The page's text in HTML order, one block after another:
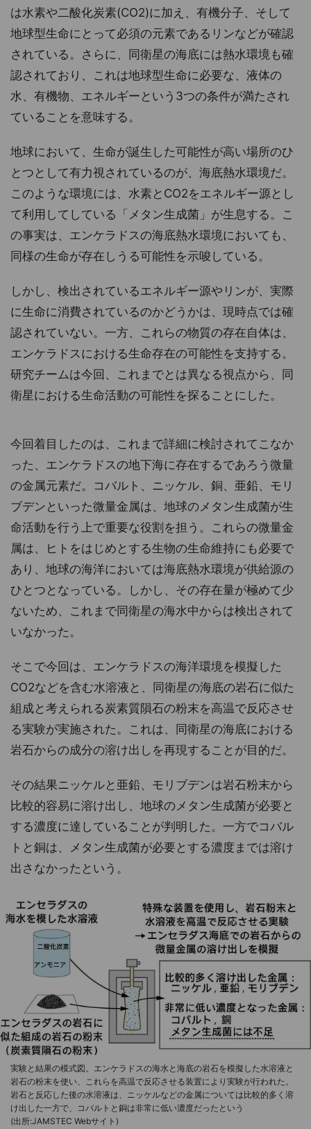
は水素や二酸化炭素(CO2)に加え、有機分子、そして
地球型生命にとって必須の元素であるリンなどが確認
されている。さらに、同衛星の海底には熱水環境も確
認されており、これは地球型生命に必要な、液体の
水、有機物、エネルギーという3つの条件が満たされ
ていることを意味する。
地球において、生命が誕生した可能性が高い場所のひ
とつとして有力視されているのが、海底熱水環境だ。
このような環境には、水素とCO2をエネルギー源とし
て利用してしている「メタン生成菌」が生息する。こ
の事実は、エンケラドスの海底熱水環境においても、
同様の生命が存在しうる可能性を示唆している。
しかし、検出されているエネルギー源やリンが、実際
に生命に消費されているのかどうかは、現時点では確
認されていない。一方、これらの物質の存在自体は、
エンケラドスにおける生命存在の可能性を支持する。
研究チームは今回、これまでとは異なる視点から、同
衛星における生命活動の可能性を探ることにした。
今回着目したのは、これまで詳細に検討されてこなか
った、エンケラドスの地下海に存在するであろう微量
の金属元素だ。コバルト、ニッケル、銅、亜鉛、モリ
ブデンといった微量金属は、地球のメタン生成菌が生
命活動を行う上で重要な役割を担う。これらの微量金
属は、ヒトをはじめとする生物の生命維持にも必要で
あり、地球の海洋においては海底熱水環境が供給源の
ひとつとなっている。しかし、その存在量が極めて少
ないため、これまで同衛星の海水中からは検出されて
いなかった。
そこで今回は、エンケラドスの海洋環境を模擬した
CO2などを含む水溶液と、同衛星の海底の岩石に似た
組成と考えられる炭素質隕石の粉末を高温で反応させ
る実験が実施された。これは、同衛星の海底における
岩石からの成分の溶け出しを再現することが目的だ。
その結果ニッケルと亜鉛、モリブデンは岩石粉末から
比較的容易に溶け出し、地球のメタン生成菌が必要と
する濃度に達していることが判明した。一方でコバル
トと銅は、メタン生成菌が必要とする濃度までは溶け
出さなかったという。
実験と結果の模式図。エンケラドスの海水と海底の岩石を模擬した水溶液と
岩石の粉末を使い、これらを高温で反応させる装置により実験が行われた。
岩石と反応した後の水溶液は、ニッケルなどの金属については比較的多く溶
け出した一方で、コバルトと銅は非常に低い濃度だったという
(出所:JAMSTEC Webサイト)